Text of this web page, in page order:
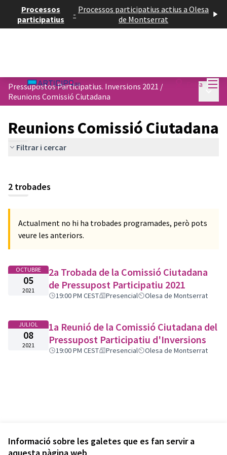
Informació sobre les galetes que es fan servir a
Processos
participatius
- Processos participatius actius a Olesa
de Montserrat
Entra
Pressupostos Participatius. Inversions 2021 /
Reunions Comissió Ciutadana
Reunions Comissió Ciutadana
Filtrar i cercar
2 trobades
Actualment no hi ha trobades programades, però pots
veure les anteriors.
OCTUBRE
05
2021
2a Trobada de la Comissió Ciutadana
de Pressupost Participatiu 2021
19:00 PM CEST Presencial Olesa de Montserrat
JULIOL
08
2021
1a Reunió de la Comissió Ciutadana del
Pressupost Participatiu d'Inversions
19:00 PM CEST Presencial Olesa de Montserrat